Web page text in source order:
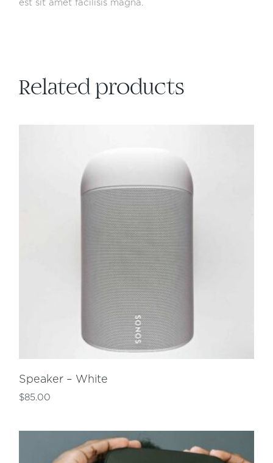
est sit amet facilisis magna.
Related products
Speaker – White
$85.00